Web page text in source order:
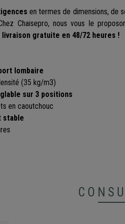
en termes de dimensions, de
Chaisepro, nous vous le
livraison gratuite en 48/72 heures !
lombaire
(35 kg/m3)
sur 3 positions
en caoutchouc
stable